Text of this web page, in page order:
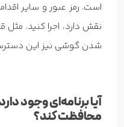
است. رمز عبور و سایر
نقش دارد، اجرا کنید. مثل
شدن گوشی نیز این
آیا برنامه‌ای وجود
محافظت کند؟